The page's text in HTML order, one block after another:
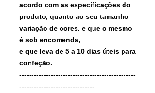
acordo com as especificações do
produto, quanto ao seu tamanho
variação de cores, e que o mesmo
é sob encomenda,
e que leva de 5 a 10 dias úteis para
confeção.
------------------------------------------------
-------------------------------